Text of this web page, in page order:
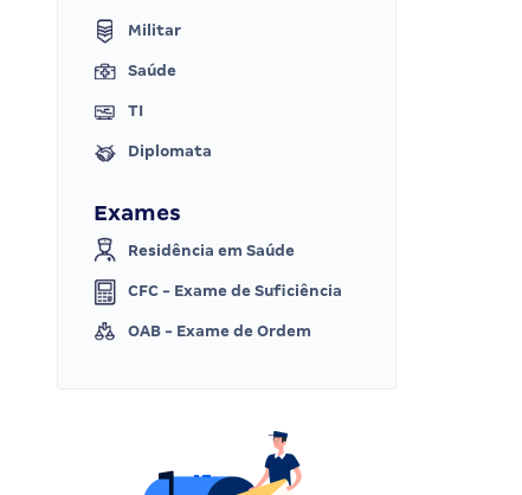
Militar
Saúde
TI
Diplomata
Exames
Residência em Saúde
CFC - Exame de Suficiência
OAB - Exame de Ordem